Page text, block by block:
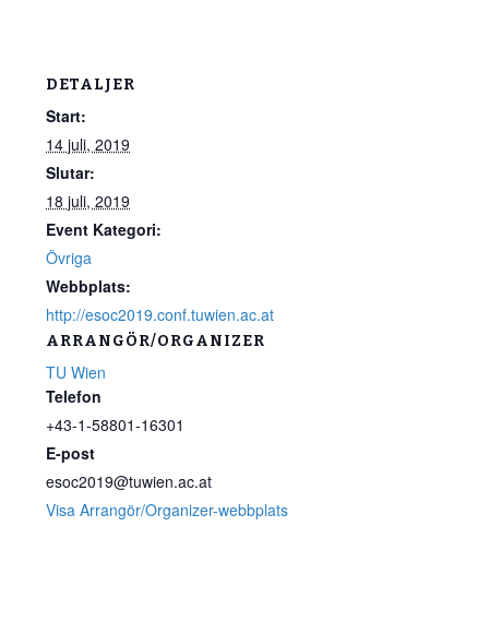
DETALJER
Start:
14 juli, 2019
Slutar:
18 juli, 2019
Event Kategori:
Övriga
Webbplats:
http://esoc2019.conf.tuwien.ac.at
ARRANGÖR/ORGANIZER
TU Wien
Telefon
+43-1-58801-16301
E-post
esoc2019@tuwien.ac.at
Visa Arrangör/Organizer-webbplats